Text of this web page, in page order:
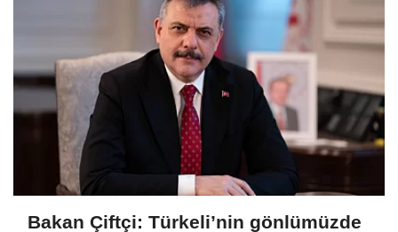
Bakan Çiftçi: Türkeli’nin gönlümüzde